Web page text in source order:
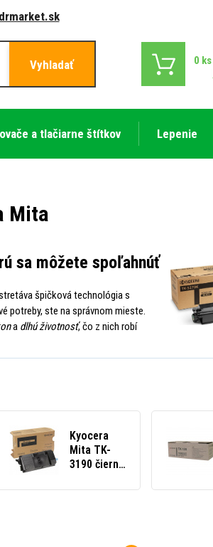
Vyhladať 0 ks
a tlačiarne štítkov Lepenie
Mita
sa môžete spoľahnúť
špičková technológia s
potreby, ste na správnom mieste.
a dlhú životnosť, čo z nich robí
Kyocera
Mita TK-
3190 čierny
originálny